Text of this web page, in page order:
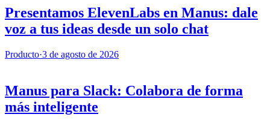
Presentamos ElevenLabs en Manus: dale
voz a tus ideas desde un solo chat
Producto·3 de agosto de 2026
Manus para Slack: Colabora de forma
más inteligente